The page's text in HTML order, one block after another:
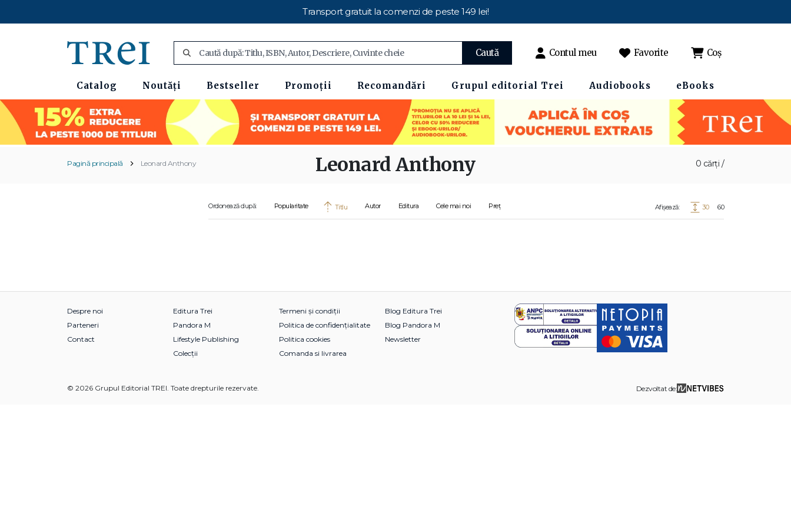
Transport gratuit la comenzi de peste 149 lei!
Caută Contul meu Favorite Coș
Catalog Noutăți Bestseller Promoții Recomandări Grupul editorial Trei Audiobooks eBooks
Pagină principală Leonard Anthony 0 cărți /
Leonard Anthony
Ordonează după: Popularitate Titlu Autor Editura Cele mai noi Preț Afișează: 30 60
Despre noi
Parteneri
Contact
Editura Trei
Pandora M
Lifestyle Publishing
Colecții
Termeni și condiții
Politica de confidențialitate
Politica cookies
Comanda si livrarea
Blog Editura Trei
Blog Pandora M
Newsletter
© 2026 Grupul Editorial TREI. Toate drepturile rezervate. Dezvoltat de: